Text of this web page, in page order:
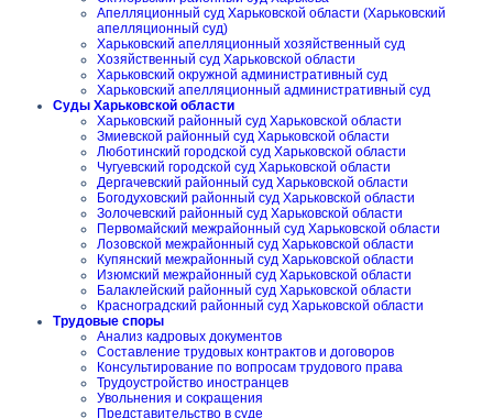
Апелляционный суд Харьковской области (Харьковский
апелляционный суд)
Харьковский апелляционный хозяйственный суд
Хозяйственный суд Харьковской области
Харьковский окружной административный суд
Харьковский апелляционный административный суд
Суды Харьковской области
Харьковский районный суд Харьковской области
Змиевской районный суд Харьковской области
Люботинский городской суд Харьковской области
Чугуевский городской суд Харьковской области
Дергачевский районный суд Харьковской области
Богодуховский районный суд Харьковской области
Золочевский районный суд Харьковской области
Первомайский межрайонный суд Харьковской области
Лозовской межрайонный суд Харьковской области
Купянский межрайонный суд Харьковской области
Изюмский межрайонный суд Харьковской области
Балаклейский районный суд Харьковской области
Красноградский районный суд Харьковской области
Трудовые споры
Анализ кадровых документов
Составление трудовых контрактов и договоров
Консультирование по вопросам трудового права
Трудоустройство иностранцев
Увольнения и сокращения
Представительство в суде